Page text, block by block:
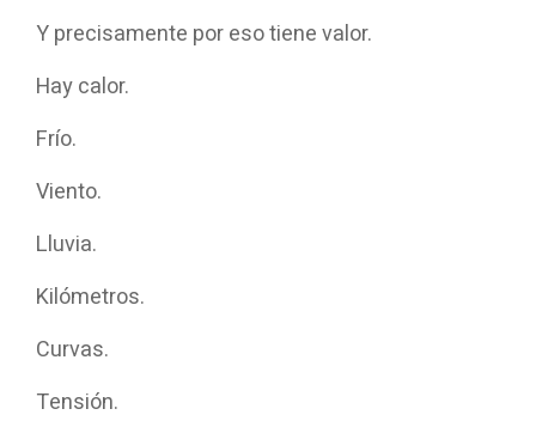
Y precisamente por eso tiene valor.
Hay calor.
Frío.
Viento.
Lluvia.
Kilómetros.
Curvas.
Tensión.